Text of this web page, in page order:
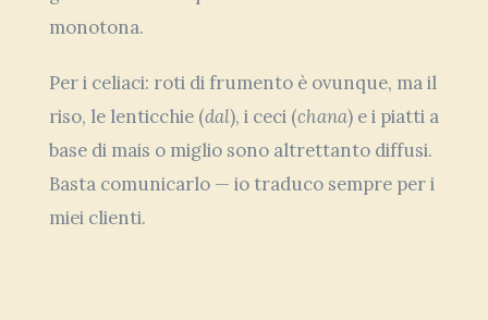
monotona.
Per i celiaci: roti di frumento è ovunque, ma il
riso, le lenticchie (dal), i ceci (chana) e i piatti a
base di mais o miglio sono altrettanto diffusi.
Basta comunicarlo — io traduco sempre per i
miei clienti.